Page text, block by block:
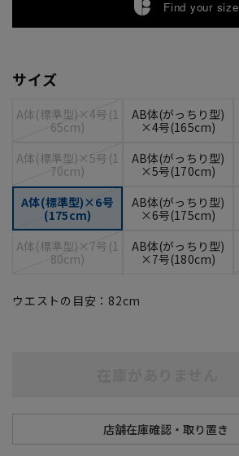
Find your size
サイズ
A体(標準型)×4号(1
65cm)
AB体(がっちり型)
×4号(165cm)
A体(標準型)×5号(1
70cm)
AB体(がっちり型)
×5号(170cm)
A体(標準型)×6号
(175cm)
AB体(がっちり型)
×6号(175cm)
A体(標準型)×7号(1
80cm)
AB体(がっちり型)
×7号(180cm)
ウエストの目安： 82cm